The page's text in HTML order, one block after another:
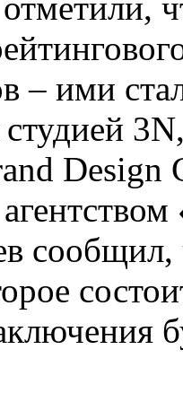
– ими
студией